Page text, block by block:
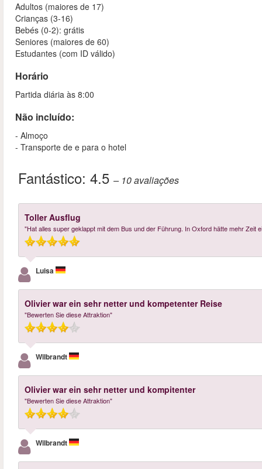
Adultos (maiores de 17)
Crianças (3-16)
Bebés (0-2): grátis
Seniores (maiores de 60)
Estudantes (com ID válido)
Horário
Partida diária às 8:00
Não incluído:
- Almoço
- Transporte de e para o hotel
Fantástico: 4.5 – 10avaliações
Toller Ausflug
"Hat alles super geklappt mit dem Bus und der Führung. In Oxford hätte mehr Zeit
Luisa
Olivier war ein sehr netter und kompetenter Reise
"Bewerten Sie diese Attraktion"
Wilbrandt
Olivier war ein sehr netter und kompitenter
"Bewerten Sie diese Attraktion"
Wilbrandt